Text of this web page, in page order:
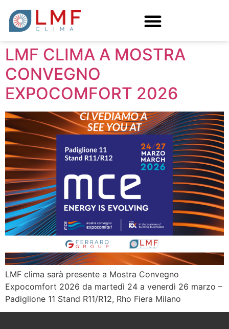
LMF CLIMA A MOSTRA
CONVEGNO
EXPOCOMFORT 2026
LMF clima sarà presente a Mostra Convegno
Expocomfort 2026 da martedì 24 a venerdì 26 marzo –
Padiglione 11 Stand R11/R12, Rho Fiera Milano